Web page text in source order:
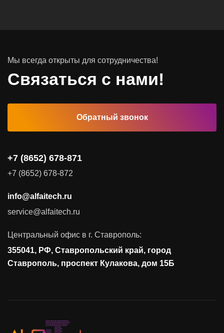
Автоматизированные рабочие места
Видеоконференцсвязь
Поставка продуктов для резервного копирования данных
Соответствие требованиям и стандартам
Антивирусная защита
Управление доступом
Сетевая безопасность
Мы всегда открыты для сотрудничества!
Связаться с нами!
Обратный звонок
+7 (8652) 678-871
+7 (8652) 678-872
info@alfaitech.ru
service@alfaitech.ru
Центральный офис в г. Ставрополь:
355041, РФ, Ставропольский край, город
Ставрополь, проспект Кулакова, дом 15Б